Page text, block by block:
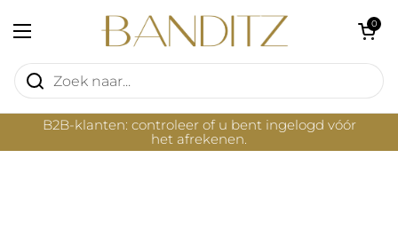
Menu openen
Winkelwagentje
0
B2B-klanten: controleer of u bent ingelogd vóór
het afrekenen.